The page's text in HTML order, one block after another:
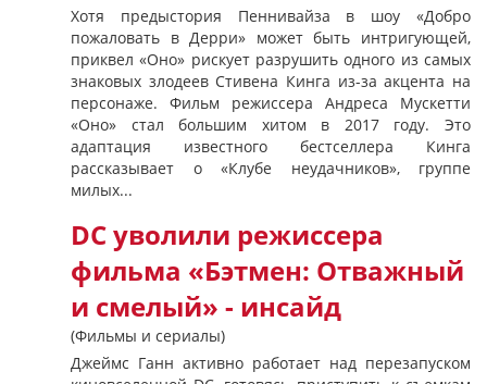
Хотя предыстория Пеннивайза в шоу «Добро
пожаловать в Дерри» может быть интригующей,
приквел «Оно» рискует разрушить одного из самых
знаковых злодеев Стивена Кинга из-за акцента на
персонаже. Фильм режиссера Андреса Мускетти
«Оно» стал большим хитом в 2017 году. Это
адаптация известного бестселлера Кинга
рассказывает о «Клубе неудачников», группе
милых...
DC уволили режиссера
фильма «Бэтмен: Отважный
и смелый» - инсайд
(Фильмы и сериалы)
Джеймс Ганн активно работает над перезапуском